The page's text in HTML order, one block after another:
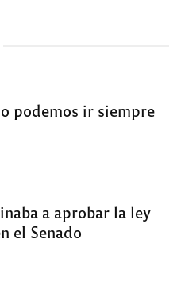
podemos ir siempre
a aprobar la ley
el Senado